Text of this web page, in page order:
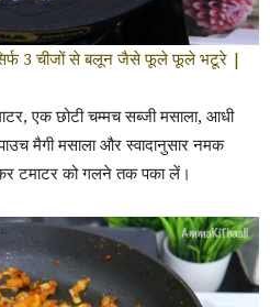
सिर्फ 3 चीजों से बलून जैसे फूले फूले भटूरे |
एक छोटी चम्मच सब्जी मसाला, आधी
मैगी मसाला और स्वादानुसार नमक
टमाटर को गलने तक पका लें।